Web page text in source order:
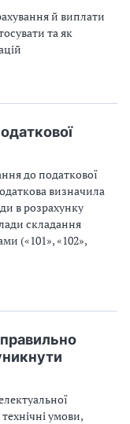
й виплати
та як
до податкової
визначила
в розрахунку
складання
(«101», «102»,
умови,